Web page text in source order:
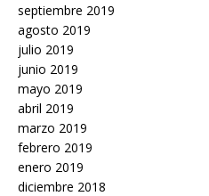
septiembre 2019
agosto 2019
julio 2019
junio 2019
mayo 2019
abril 2019
marzo 2019
febrero 2019
enero 2019
diciembre 2018